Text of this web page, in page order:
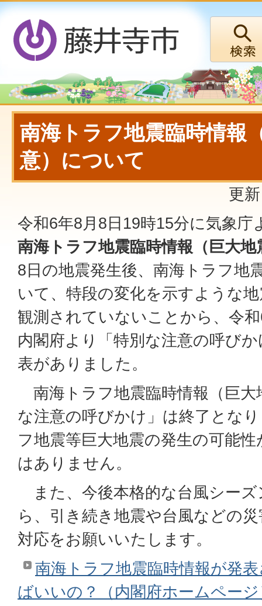
南海トラフ地震臨時情報
意）について
更
令和6年8月8日19時15分に気象
南海トラフ地震臨時情報（巨大地
8日の地震発生後、南海トラフ地
いて、特段の変化を示すような
観測されていないことから、令
内閣府より「特別な注意の呼び
表がありました。
南海トラフ地震臨時情報（巨大
な注意の呼びかけ」は終了とな
フ地震等巨大地震の発生の可能
はありません。
また、今後本格的な台風シー
ら、引き続き地震や台風などの
対応をお願いいたします。
南海トラフ地震臨時情報が発
ばいいの？（内閣府ホームペー